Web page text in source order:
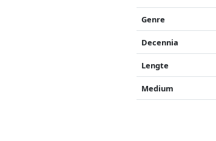
Genre
Decennia
Lengte
Medium